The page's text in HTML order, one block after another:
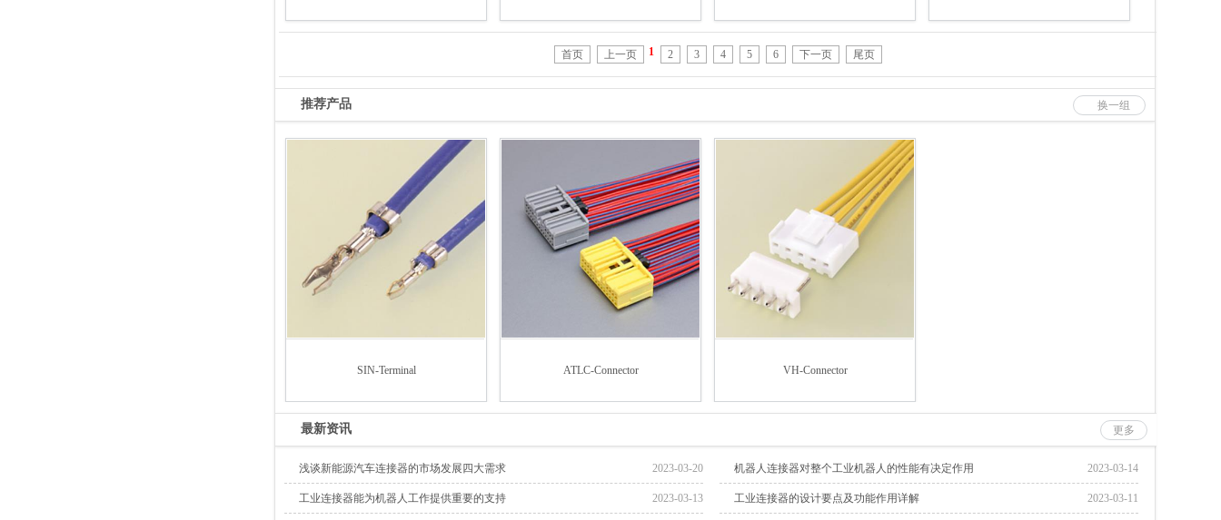
首页 上一页 1 2 3 4 5 6 下一页 尾页
换一组
推荐产品
SIN-Terminal ATLC-Connector VH-Connector
更多
最新资讯
2023-03-20
浅谈新能源汽车连接器的市场发展四大需求 2023-03-14
机器人连接器对整个工业机器人的性能有决定作用
2023-03-13
工业连接器能为机器人工作提供重要的支持 2023-03-11
工业连接器的设计要点及功能作用详解